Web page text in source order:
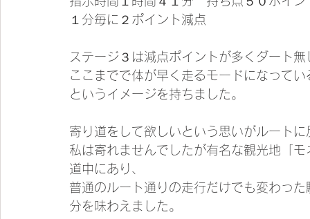
１分毎に２ポイント減点
ステージ３は減点ポイントが多くダート
ここまでで体が早く走るモードになって
というイメージを持ちました。
寄り道をして欲しいという思いがルート
私は寄れませんでしたが有名な観光地「
道中にあり、
普通のルート通りの走行だけでも変わっ
分を味わえました。